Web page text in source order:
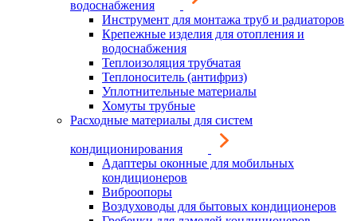
водоснабжения
Инструмент для монтажа труб и радиаторов
Крепежные изделия для отопления и
водоснабжения
Теплоизоляция трубчатая
Теплоноситель (антифриз)
Уплотнительные материалы
Хомуты трубные
Расходные материалы для систем
кондиционирования
Адаптеры оконные для мобильных
кондиционеров
Виброопоры
Воздуховоды для бытовых кондиционеров